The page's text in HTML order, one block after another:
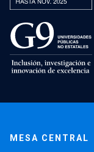
MESA CENTRAL